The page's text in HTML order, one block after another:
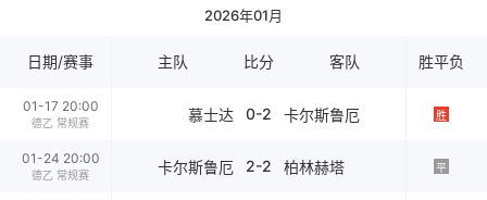
2026年01月
日期/赛事 主队 比分 客队 胜平负
01-17 20:00
德乙 常规赛 慕士达 0-2 卡尔斯鲁厄 胜
01-24 20:00
德乙 常规赛 卡尔斯鲁厄 2-2 柏林赫塔 平